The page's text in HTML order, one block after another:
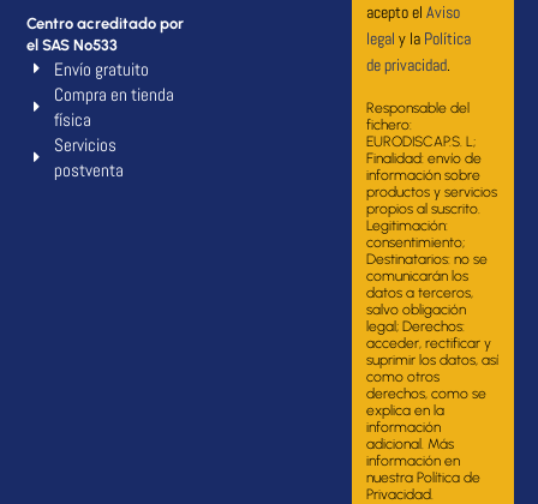
Centro acreditado por
el SAS Nº533
Envío gratuito
Compra en tienda
física
Servicios
postventa
acepto el Aviso
legal y la Política
de privacidad.
Responsable del
fichero:
EURODISCAP.S. L;
Finalidad: envío de
información sobre
productos y servicios
propios al suscrito.
Legitimación:
consentimiento;
Destinatarios: no se
comunicarán los
datos a terceros,
salvo obligación
legal; Derechos:
acceder, rectificar y
suprimir los datos, así
como otros
derechos, como se
explica en la
información
adicional. Más
información en
nuestra Política de
Privacidad.